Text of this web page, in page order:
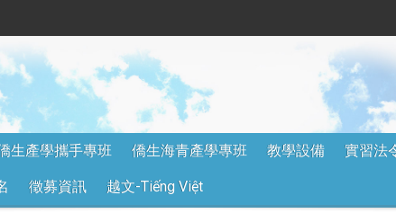
生產學攜手專班 僑生海青產學專班 教學設備 實習法
徵募資訊 越文-Tiếng Việt